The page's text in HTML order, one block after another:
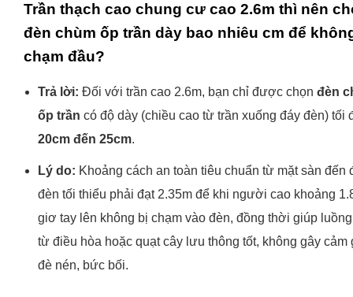
Trần thạch cao chung cư cao 2.6m thì nên
đèn chùm ốp trần dày bao nhiêu cm để
chạm đầu?
Trả lời: Đối với trần cao 2.6m, bạn chỉ được chọn đèn
ốp trần có độ dày (chiều cao từ trần xuống đáy đèn) tối
20cm đến 25cm.
Lý do: Khoảng cách an toàn tiêu chuẩn từ mặt sàn đến
đèn tối thiểu phải đạt 2.35m để khi người cao khoảng
giơ tay lên không bị chạm vào đèn, đồng thời giúp
từ điều hòa hoặc quạt cây lưu thông tốt, không gây cảm
đè nén, bức bối.